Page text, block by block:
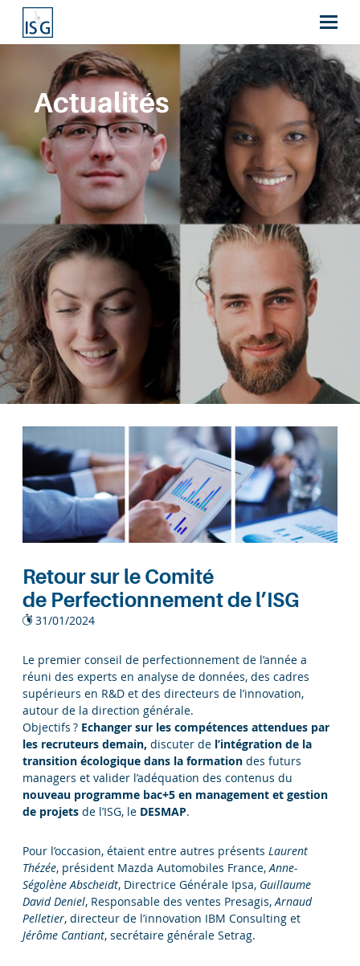
Actualités
Retour sur le Comité
de Perfectionnement de l’ISG
31/01/2024
Le premier conseil de perfectionnement de l’année a
réuni des experts en analyse de données, des cadres
supérieurs en R&D et des directeurs de l’innovation,
autour de la direction générale.
Objectifs ? Echanger sur les compétences attendues par
les recruteurs demain, discuter de l’intégration de la
transition écologique dans la formation des futurs
managers et valider l’adéquation des contenus du
nouveau programme bac+5 en management et gestion
de projets de l’ISG, le DESMAP.
Pour l’occasion, étaient entre autres présents Laurent
Thézée, président Mazda Automobiles France,Anne-
Ségolène Abscheidt, Directrice Générale Ipsa, Guillaume
David Deniel, Responsable des ventes Presagis,Arnaud
Pelletier, directeur de l’innovation IBM Consulting et
Jérôme Cantiant, secrétaire générale Setrag.